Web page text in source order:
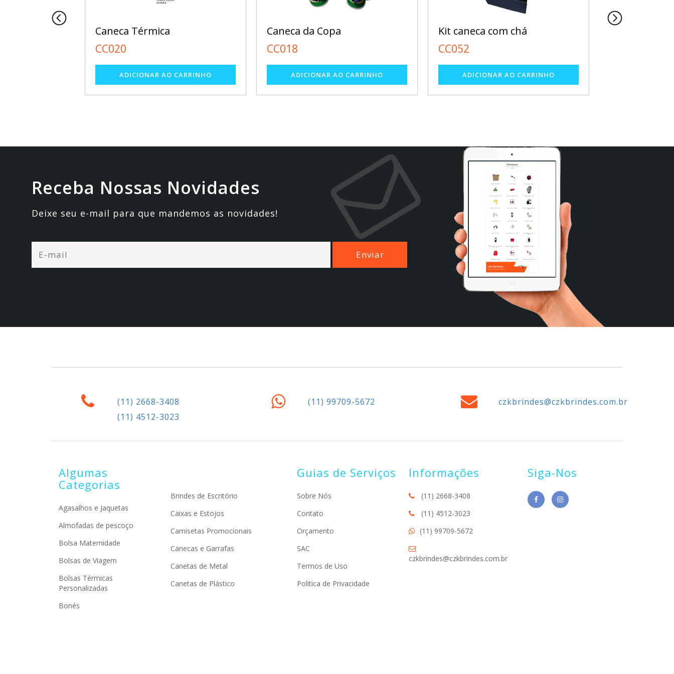
Caneca Térmica
CC020
Caneca da Copa
CC018
Kit caneca com chá
CC052
Receba Nossas Novidades
Deixe seu e-mail para que mandemos as novidades!
(11) 2668-3408
(11) 4512-3023
(11) 99709-5672 czkbrindes@czkbrindes.com.br
Algumas
Categorias
Agasalhos e Jaquetas
Almofadas de pescoço
Bolsa Maternidade
Bolsas de Viagem
Bolsas Térmicas
Personalizadas
Bonés
Brindes de Escritório
Caixas e Estojos
Camisetas Promocionais
Canecas e Garrafas
Canetas de Metal
Canetas de Plástico
Guias de Serviços
Sobre Nós
Contato
Orçamento
SAC
Termos de Uso
Politica de Privacidade
Informações
(11) 2668-3408
(11) 4512-3023
(11) 99709-5672
czkbrindes@czkbrindes.com.br
Siga-Nos